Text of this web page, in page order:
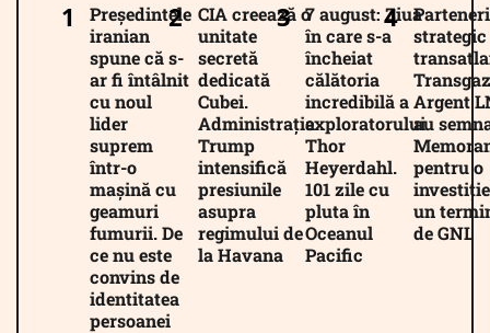
Președintele
iranian
spune că s-
ar fi întâlnit
cu noul
lider
suprem
într-o
mașină cu
geamuri
fumurii. De
ce nu este
convins de
identitatea
persoanei
CIA creează o
unitate
secretă
dedicată
Cubei.
Administrația
Trump
intensifică
presiunile
asupra
regimului de
la Havana
7 august: Ziua
în care s-a
încheiat
călătoria
incredibilă a
exploratorului
Thor
Heyerdahl.
101 zile cu
pluta în
Oceanul
Pacific
strategic
Argent
au
pentru o
un
de GNL